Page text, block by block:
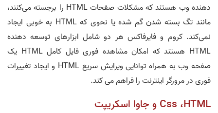
دهنده وب هستند که مشکلات صفحات HTML را برجسته می‌کنند،
مانند تگ بسته شدن گم شده یا نحوی که HTML به خوبی ایجاد
نمی‌کند. کروم و فایرفاکس هر دو شامل ابزارهای توسعه دهنده
HTML هستند که امکان مشاهده فوری فایل کامل HTML یک
صفحه وب به همراه توانایی ویرایش سریع HTML و ایجاد تغییرات
فوری در مرورگر اینترنت را فراهم می کند.
Css ،HTML و جاوا اسکریپت